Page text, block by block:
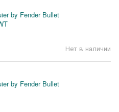
by Fender Bullet
Нет в наличии
by Fender Bullet